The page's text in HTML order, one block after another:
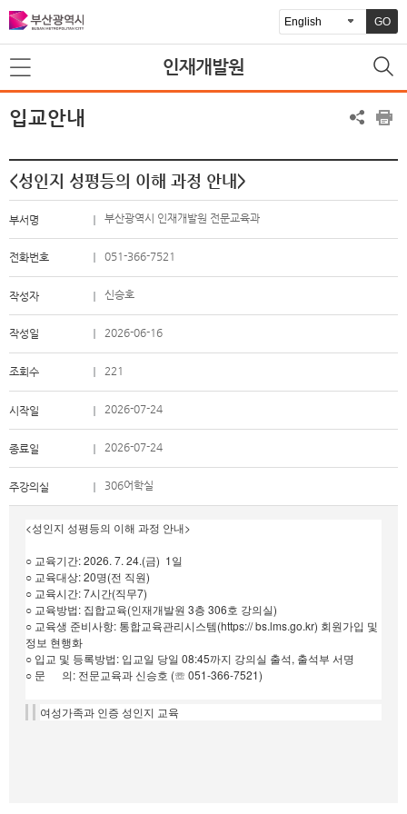
GO
인재개발원
입교안내
<성인지 성평등의 이해 과정 안내> ​
부서명 부산광역시 인재개발원 전문교육과
전화번호 051-366-7521
작성자 신승호
작성일 2026-06-16
조회수 221
시작일 2026-07-24
종료일 2026-07-24
주강의실 306어학실
<성인지 성평등의 이해 과정 안내>
○ 교육기간: 2026. 7. 24.(금) 1일
○ 교육대상: 20명(전 직원)
○ 교육시간: 7시간(직무7)
○ 교육방법: 집합교육(인재개발원 3층 306호 강의실)
○ 교육생 준비사항: 통합교육관리시스템(https:// bs.lms.go.kr) 회원가입 및
정보 현행화
○ 입교 및 등록방법: 입교일 당일 08:45까지 강의실 출석, 출석부 서명
○ 문 의: 전문교육과 신승호 (☏ 051-366-7521)
여성가족과 인증 성인지 교육